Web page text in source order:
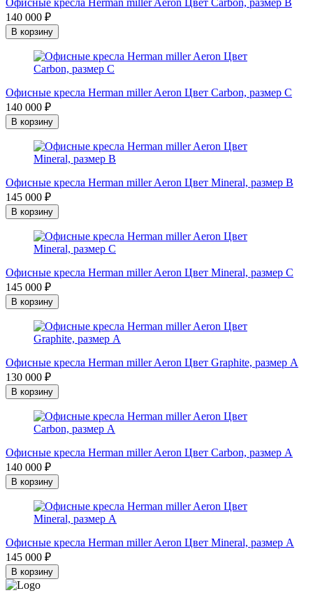
140 000 ₽
В корзину
Офисные кресла Herman miller Aeron Цвет Carbon, размер C
140 000 ₽
В корзину
Офисные кресла Herman miller Aeron Цвет Mineral, размер B
145 000 ₽
В корзину
Офисные кресла Herman miller Aeron Цвет Mineral, размер C
145 000 ₽
В корзину
Офисные кресла Herman miller Aeron Цвет Graphite, размер A
130 000 ₽
В корзину
Офисные кресла Herman miller Aeron Цвет Carbon, размер A
140 000 ₽
В корзину
Офисные кресла Herman miller Aeron Цвет Mineral, размер A
145 000 ₽
В корзину